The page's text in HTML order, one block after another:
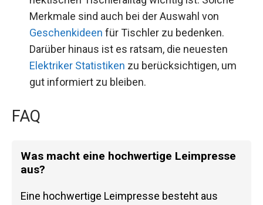
Merkmale sind auch bei der Auswahl von
Geschenkideen für Tischler zu bedenken.
Darüber hinaus ist es ratsam, die neuesten
Elektriker Statistiken zu berücksichtigen, um
gut informiert zu bleiben.
FAQ
Was macht eine hochwertige Leimpresse
aus?
Eine hochwertige Leimpresse besteht aus